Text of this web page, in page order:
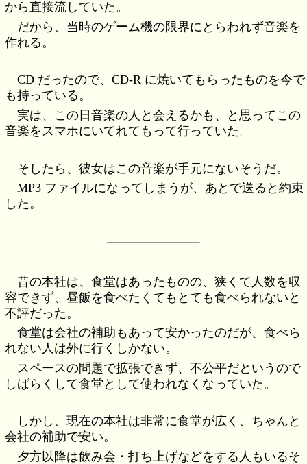
から直接流していた。
だから、当時のゲーム機の限界にとらわれず音楽を
作れる。
CD だったので、CD-R に焼いてもらったものを今で
も持っている。
実は、この日音楽の人と会えるかも、と思ってこの
音楽をスマホにいてれてもって行っていた。
そしたら、彼女はこの音楽が手元にないそうだ。
MP3 ファイルになってしまうが、あとで送ると約束
した。
昔の本社は、食堂はあったものの、狭くて人数を収
容できず、昼飯を食べたくてもとても食べられないと
不評だった。
食堂は会社の補助もあって安かったのだが、食べら
れない人は外に行くしかない。
スペースの問題で拡張できず、不公平だというので
しばらくして食堂として使われなくなっていた。
しかし、現在の本社は非常に食堂が広く、ちゃんと
会社の補助で安い。
夕方以降は飲み会・打ち上げなどをする人もいるそ